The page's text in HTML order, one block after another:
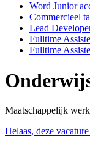
Word Junior
Commercieel
Lead
Fulltime
Fulltime
Maatschappelijk
Helaas, deze